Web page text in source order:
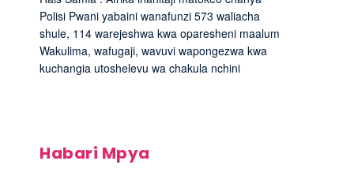
Polisi Pwani yabaini wanafunzi 573 waliacha
shule, 114 warejeshwa kwa oparesheni maalum
Wakulima, wafugaji, wavuvi wapongezwa kwa
kuchangia utoshelevu wa chakula nchini
Habari Mpya